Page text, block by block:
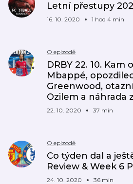
Letní přestupy
16. 10. 2020 1 hod 4 min
O epizodě
DRBY 22. 10. Kam
Mbappé,
Greenwood,
Ozilem a náhrada
22. 10. 2020 37 min
O epizodě
Co týden dal a
Review & Week 6
24. 10. 2020 36 min